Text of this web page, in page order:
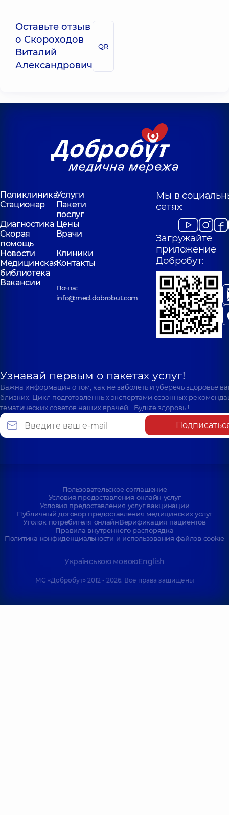
Оставьте отзыв
о Скороходов
Виталий
Александрович
QR
ПоликлиникаУслуги
Стационар
Пакети
послуг
Диагностика Цены
Скорая
помощь
Врачи
Новости
Клиники
Медицинская
библиотека
Контакты
Вакансии
Почта:
info@med.dobrobut.com
Мы в
сетях:
Загружайте
приложение
Добробут:
Узнавай первым о пакетах услуг!
Важна информация о том, как не заболеть и уберечь здоровье
близких. Цикл подготовленных экспертами сезонных
тематических советов наших врачей… Будьте здоровы!
Пользовательское соглашение
Условия предоставления онлайн услуг
Условия предоставления услуг вакцинации
Публичный договор предоставления медицинских услуг
Уголок потребителя онлайнВерификация пациентов
Правила внутреннего распорядка
Политика конфиденциальности и использования файлов cookie
Українською мовоюEnglish
МС «Добробут» 2012 - 2026. Все права защищены